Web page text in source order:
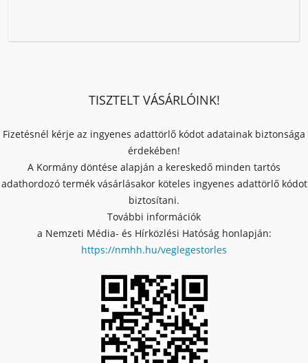
TISZTELT VÁSÁRLÓINK!
Fizetésnél kérje az ingyenes adattörlő kódot adatainak biztonsága
érdekében!
A Kormány döntése alapján a kereskedő minden tartós
adathordozó termék vásárlásakor köteles ingyenes adattörlő kódot
biztosítani.
További információk
a Nemzeti Média- és Hírközlési Hatóság honlapján:
https://nmhh.hu/veglegestorles